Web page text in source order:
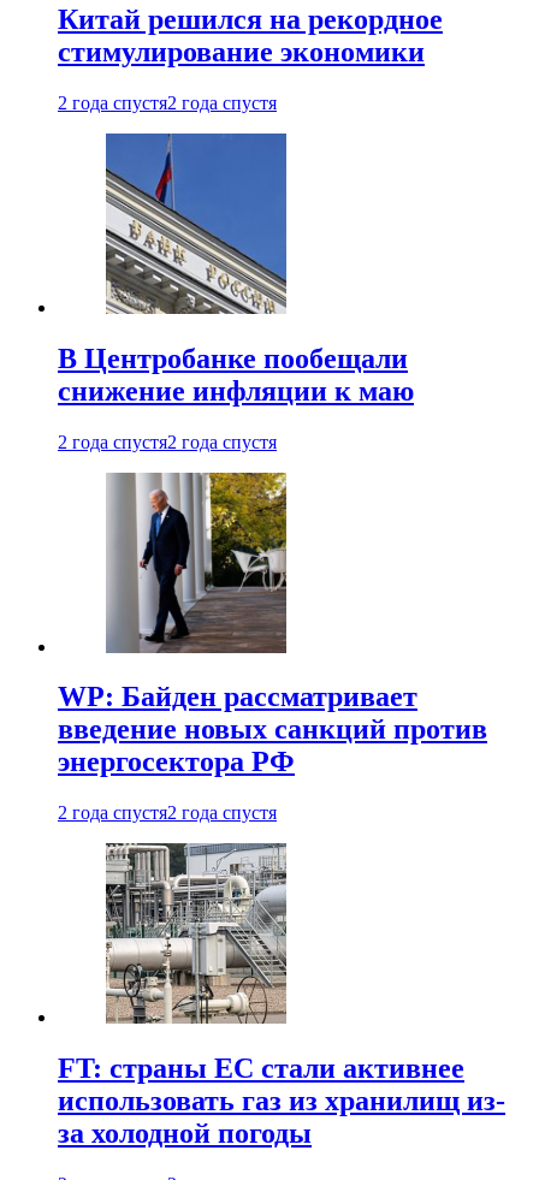
Китай решился на рекордное
стимулирование экономики
2 года спустя2 года спустя
В Центробанке пообещали
снижение инфляции к маю
2 года спустя2 года спустя
WP: Байден рассматривает
введение новых санкций против
энергосектора РФ
2 года спустя2 года спустя
FT: страны ЕС стали активнее
использовать газ из хранилищ из-
за холодной погоды